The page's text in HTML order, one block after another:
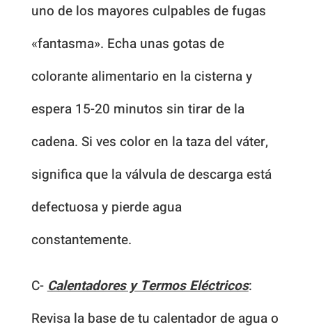
uno de los mayores culpables de fugas
«fantasma». Echa unas gotas de
colorante alimentario en la cisterna y
espera 15-20 minutos sin tirar de la
cadena. Si ves color en la taza del váter,
significa que la válvula de descarga está
defectuosa y pierde agua
constantemente.
C-Calentadores y Termos Eléctricos:
Revisa la base de tu calentador de agua o